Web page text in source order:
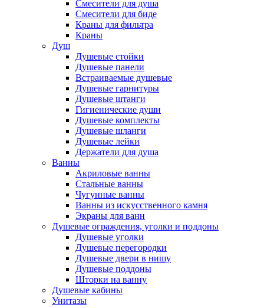
Смесители для душа
Смесители для биде
Краны для фильтра
Краны
Душ
Душевые стойки
Душевые панели
Встраиваемые душевые
Душевые гарнитуры
Душевые штанги
Гигиенические души
Душевые комплекты
Душевые шланги
Душевые лейки
Держатели для душа
Ванны
Акриловые ванны
Стальные ванны
Чугунные ванны
Ванны из искусственного камня
Экраны для ванн
Душевые ограждения, уголки и поддоны
Душевые уголки
Душевые перегородки
Душевые двери в нишу
Душевые поддоны
Шторки на ванну
Душевые кабины
Унитазы